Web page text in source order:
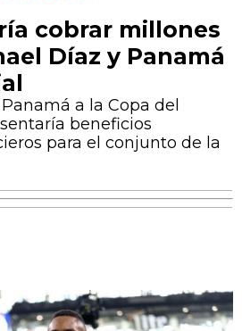
cobrar millones
Díaz y Panamá
a la Copa del
beneficios
para el conjunto de la